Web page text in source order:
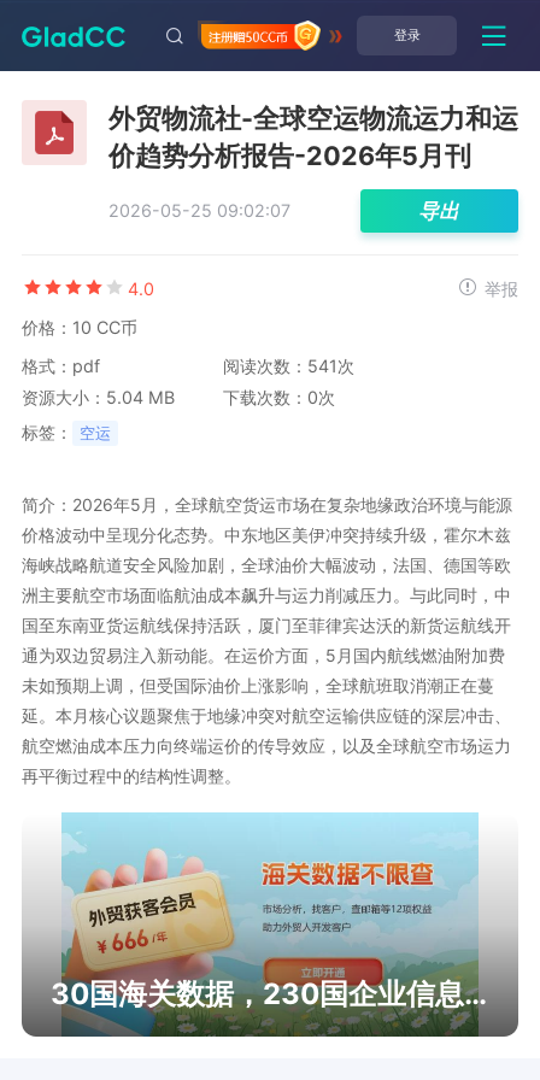
登录
外贸物流社-全球空运物流运力和运
价趋势分析报告-2026年5月刊
2026-05-25 09:02:07 导出
4.0
举报
价格：10 CC币
格式：pdf
阅读次数：541次
资源大小：5.04 MB
下载次数：0次
标签：
空运
简介：2026年5月，全球航空货运市场在复杂地缘政治环境与能源
价格波动中呈现分化态势。中东地区美伊冲突持续升级，霍尔木兹
海峡战略航道安全风险加剧，全球油价大幅波动，法国、德国等欧
洲主要航空市场面临航油成本飙升与运力削减压力。与此同时，中
国至东南亚货运航线保持活跃，厦门至菲律宾达沃的新货运航线开
通为双边贸易注入新动能。在运价方面，5月国内航线燃油附加费
未如预期上调，但受国际油价上涨影响，全球航班取消潮正在蔓
延。本月核心议题聚焦于地缘冲突对航空运输供应链的深层冲击、
航空燃油成本压力向终端运价的传导效应，以及全球航空市场运力
再平衡过程中的结构性调整。
30国海关数据，230国企业信息查询